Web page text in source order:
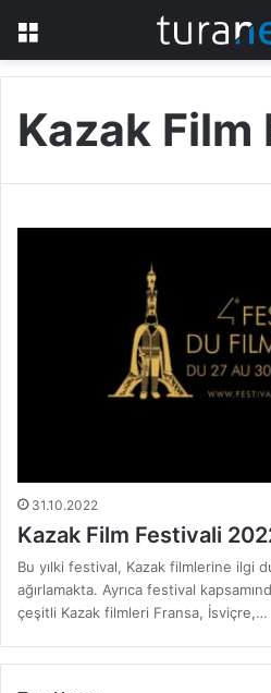
Kazak Film
31.10.2022
Kazak Film Festivali
Bu yılki festival, Kazak filmlerine ilgi
ağırlamakta. Ayrıca festival
çeşitli Kazak filmleri Fransa, İsviçre,…